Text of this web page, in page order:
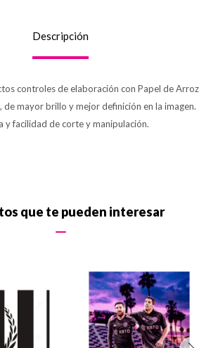
Descripción
controles de elaboración con Papel de Arroz
de mayor brillo y mejor definición en la imagen.
y facilidad de corte y manipulación.
que te pueden interesar